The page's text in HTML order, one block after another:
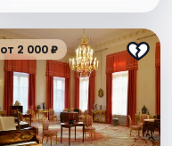
от 2 000 ₽